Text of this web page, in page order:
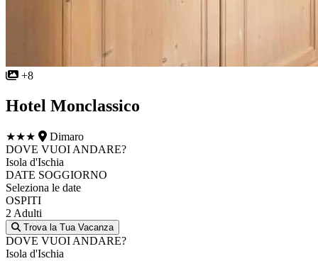
+8
Hotel Monclassico
★★★
Dimaro
DOVE VUOI ANDARE?
Isola d'Ischia
DATE SOGGIORNO
Seleziona le date
OSPITI
2 Adulti
Trova la Tua Vacanza
DOVE VUOI ANDARE?
Isola d'Ischia